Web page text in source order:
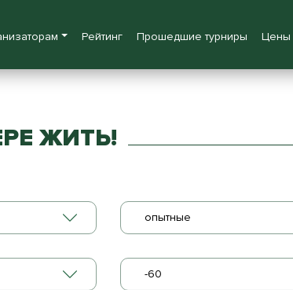
Рейтинг Прошедшие турниры Цены
ЖИТЬ!
опытные
-60